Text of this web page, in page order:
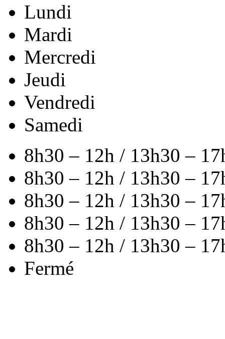
Lundi
Mardi
Mercredi
Jeudi
Vendredi
Samedi
8h30 – 12h / 13h30 –
8h30 – 12h / 13h30 –
8h30 – 12h / 13h30 –
8h30 – 12h / 13h30 –
8h30 – 12h / 13h30 –
Fermé